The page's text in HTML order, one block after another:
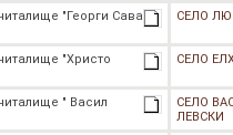
"Георги Сава
СЕЛО
"Христо
СЕЛО
" Васил
СЕЛО
ЛЕВСКИ